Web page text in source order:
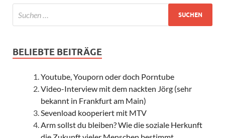
BELIEBTE BEITRÄGE
Youtube, Youporn oder doch Porntube
Video-Interview mit dem nackten Jörg (sehr
bekannt in Frankfurt am Main)
Sevenload kooperiert mit MTV
Arm sollst du bleiben? Wie die soziale Herkunft